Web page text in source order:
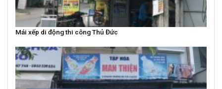
Mái xếp di động thi công Thủ Đức